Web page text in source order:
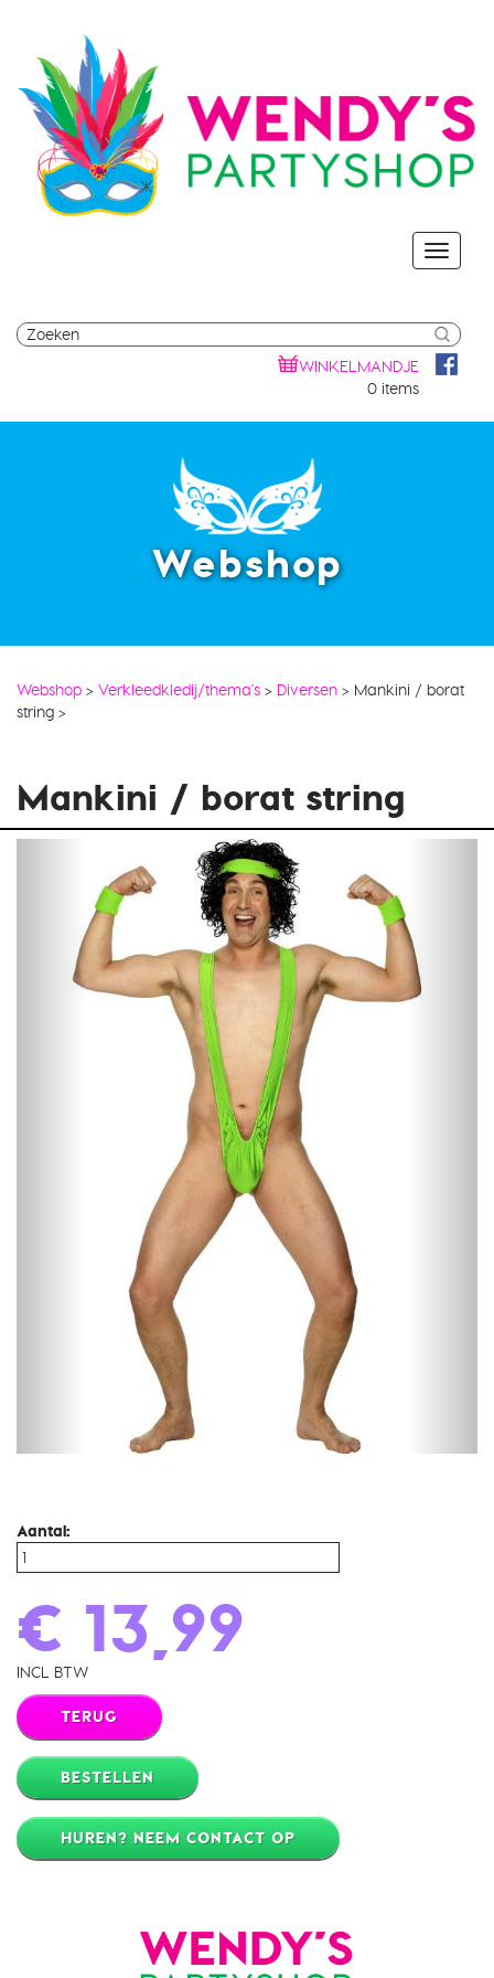
WINKELMANDJE
0 items
Webshop
Webshop > Verkleedkledij/thema's > Diversen > Mankini / borat
string >
Mankini / borat string
Aantal:
€ 13,99
INCL BTW
TERUG
BESTELLEN
HUREN? NEEM CONTACT OP